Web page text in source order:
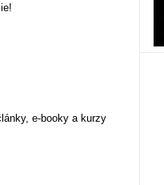
e-booky a kurzy